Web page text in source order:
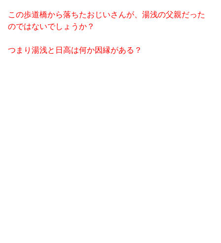
この歩道橋から落ちたおじいさんが、湯浅の父親だった
のではないでしょうか？
つまり湯浅と日高は何か因縁がある？